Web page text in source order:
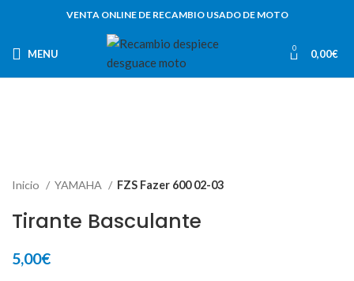
VENTA ONLINE DE RECAMBIO USADO DE MOTO
MENU 0 0,00€
Inicio YAMAHA FZS Fazer 600 02-03
Tirante Basculante
5,00€